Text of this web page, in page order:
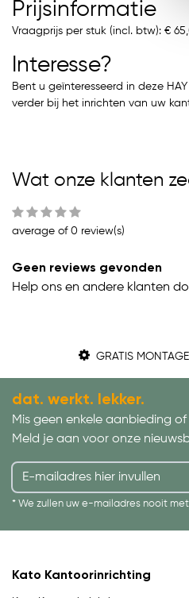
Prijsinformatie
Vraagprijs per stuk (incl. btw): €
Interesse?
Bent u geïnteresseerd in deze
verder bij het inrichten van uw
Wat onze klanten
average of 0 review(s)
Geen reviews gevonden
Help ons en andere klanten
GRATIS MONTAGE
dat. werkt. lekker.
Mis geen enkele aanbieding
Meld je aan voor onze
* We zullen uw e-mailadres nooit
Kato Kantoorinrichting